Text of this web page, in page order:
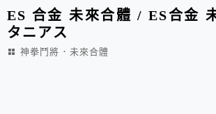
ES 合金 未來合體 / ES合金
タニアス
神拳鬥將．未來合體